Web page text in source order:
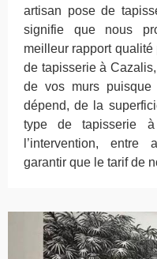
artisan pose de
signifie que nous
meilleur rapport
de tapisserie à
de vos murs
dépend, de la
type de tapisserie
l’intervention,
garantir que le tarif de